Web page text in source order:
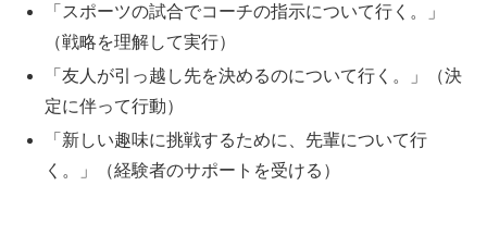
「スポーツの試合でコーチの指示について行く。」
（戦略を理解して実行）
「友人が引っ越し先を決めるのについて行く。」（決
定に伴って行動）
「新しい趣味に挑戦するために、先輩について行
く。」（経験者のサポートを受ける）